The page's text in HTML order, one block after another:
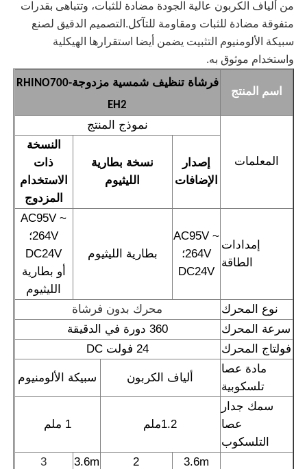
فرشاة تنظيف الألواح الشمسية
فرشاة تدور من اللوحة الشمسية
فرشاة غسالة الألواح الشمسية
فرشاة دوارة للألواح الشمسية
أدوات تنظيف الألواح الشمسية
معدات غسيل الألواح الشمسية
القطب المغذى بالماء
آلة التناضح العكسي
روبوت تنظيف الألواح الشمسية
حاجز الصوت لتخزين الطاقة
من ألياف الكربون عالية الجودة مضادة للثبات، وتتباهى بقدرات
متفوقة مضادة للثبات ومقاومة للتآكل.التصميم الدقيق لصنع
سبيكة الألومنيوم التثبيت يضمن أيضا استقرارها الهيكلية
واستخدام موثوق به.
اسم المنتج
فرشاة تنظيف شمسية مزدوجةRHINO700-
EH2
المعلمات
نموذج المنتج
الإضافات
الليثيوم
المزدوج
الطاقة
DC24V
بطارية الليثيوم
AC95V ~
DC24V
الليثيوم
نوع المحرك
محرك بدون فرشاة
سرعة المحرك
360 دورة في الدقيقة
فولتاج المحرك
24 فولت DC
تلسكوبية
ألياف الكربون سبيكة الألومنيوم
التلسكوب
1.2ملم 1 ملم
3.6m
2
3.6m
3